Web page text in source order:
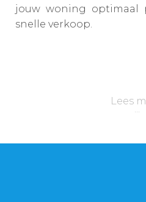
jouw woning optimaal
snelle verkoop.
Lees